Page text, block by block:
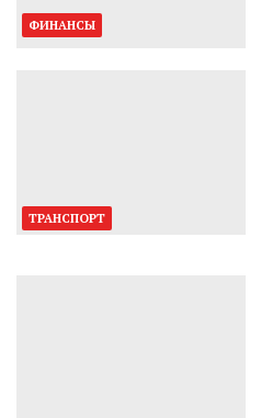
ФИНАНСЫ
ТРАНСПОРТ